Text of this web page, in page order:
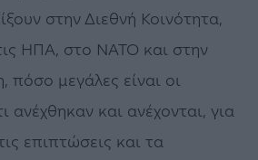
στην Διεθνή Κοινότητα,
ΗΠΑ, στο ΝΑΤΟ και στην
μεγάλες είναι οι
ανέχθηκαν και ανέχονται, για
επιπτώσεις και τα